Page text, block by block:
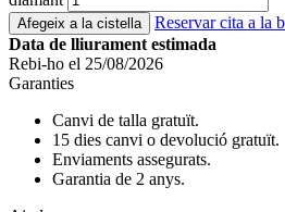
Afegeix a la cistella
Reservar cita a la
Data de lliurament estimada
Rebi-ho el 25/08/2026
Garanties
Canvi de talla gratuït.
15 dies canvi o devolució gratuït.
Enviaments assegurats.
Garantia de 2 anys.